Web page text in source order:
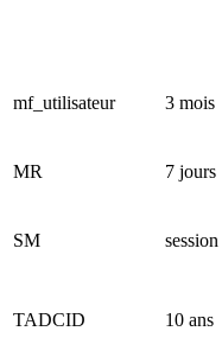
mf_utilisateur 3 mois
MR 7 jours
SM session
TADCID 10 ans